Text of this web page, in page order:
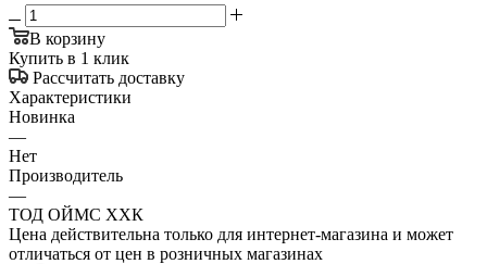
В корзину
Купить в 1 клик
Рассчитать доставку
Характеристики
Новинка
—
Нет
Производитель
—
ТОД ОЙМС ХХК
Цена действительна только для интернет-магазина и может
отличаться от цен в розничных магазинах